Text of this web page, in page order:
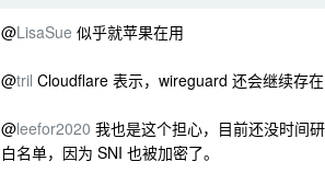
@LisaSue 似乎就苹果在用
@tril Cloudflare 表示，wireguard 还会继续存
@leefor2020 我也是这个担心，目前还没时间
白名单，因为 SNI 也被加密了。